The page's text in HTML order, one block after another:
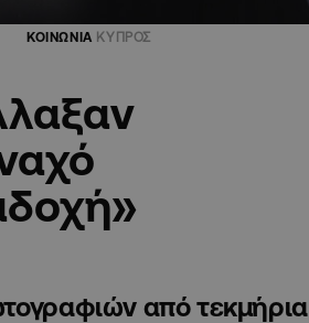
ΚΟΙΝΩΝΙΑ ΚΥΠΡΟΣ
από τεκμήρια